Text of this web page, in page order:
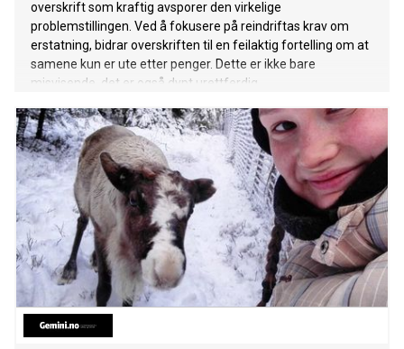
overskrift som kraftig avsporer den virkelige
problemstillingen. Ved å fokusere på reindriftas krav om
erstatning, bidrar overskriften til en feilaktig fortelling om at
samene kun er ute etter penger. Dette er ikke bare
misvisende, det er også dypt urettferdig.